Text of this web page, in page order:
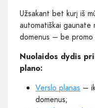
Užsakant bet kurį iš
automatiškai gaunate
domenus – be promo
Nuolaidos dydis
plano:
Verslo planas –
domenus;